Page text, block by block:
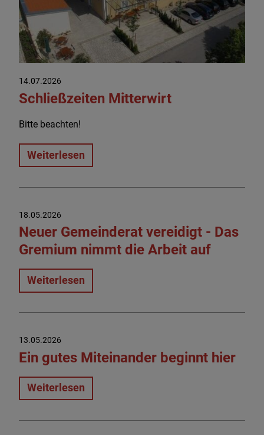
14.07.2026
Schließzeiten Mitterwirt
Bitte beachten!
Weiterlesen
18.05.2026
Neuer Gemeinderat vereidigt - Das
Gremium nimmt die Arbeit auf
Weiterlesen
13.05.2026
Ein gutes Miteinander beginnt hier
Weiterlesen